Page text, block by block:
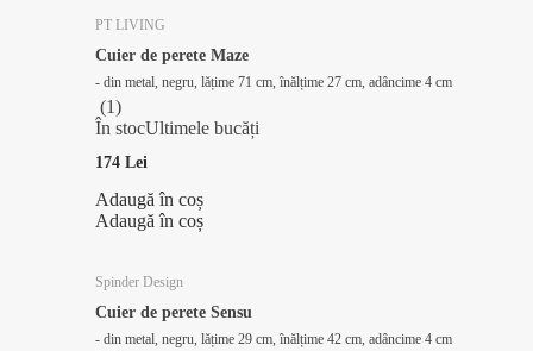
PT LIVING
Cuier de perete Maze
- din metal, negru, lățime 71 cm, înălțime 27 cm, adâncime 4 cm
(1)
În stocUltimele bucăți
174 Lei
Adaugă în coș
Adaugă în coș
Spinder Design
Cuier de perete Sensu
- din metal, negru, lățime 29 cm, înălțime 42 cm, adâncime 4 cm